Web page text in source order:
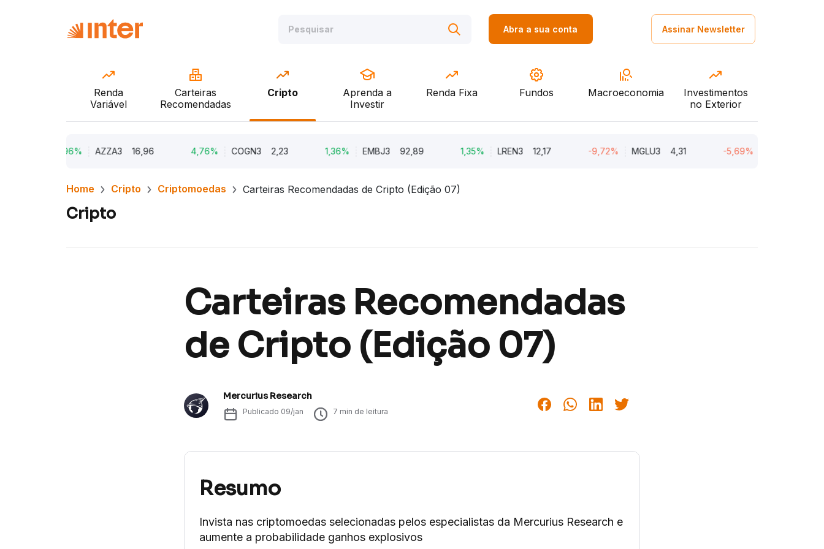
Abra a sua conta Assinar Newsletter
Renda
Variável
Carteiras
Recomendadas
Cripto
Aprenda a
Investir
Renda Fixa Fundos Macroeconomia
Investimentos
no Exterior
9,96% AZZA3 16,96 4,76% COGN3 2,23 1,36% EMBJ3 92,89 1,35% LREN3 12,17 -9,72% MGLU3 4,31 -5,69%
Home Cripto Criptomoedas Carteiras Recomendadas de Cripto (Edição 07)
Cripto
Carteiras Recomendadas
de Cripto (Edição 07)
Mercurius Research
Publicado 09/jan 7 min de leitura
Resumo
Invista nas criptomoedas selecionadas pelos especialistas da Mercurius Research e
aumente a probabilidade ganhos explosivos